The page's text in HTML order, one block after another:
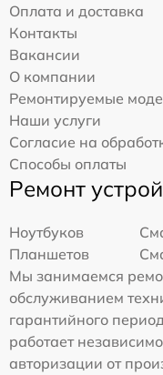
Оплата и доставка
Контакты
Вакансии
О компании
Ремонтируемые
Наши услуги
Согласие на
Способы оплаты
Ремонт
Ноутбуков
Планшетов
Мы занимаемся
обслуживанием
гарантийного
работает
авторизации от